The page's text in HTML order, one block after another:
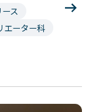
マンション
会
ス
エーター科